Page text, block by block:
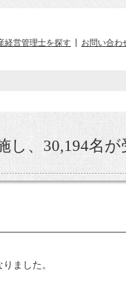
経営管理士を探す お問い合わ
し、30,194名が
ました。